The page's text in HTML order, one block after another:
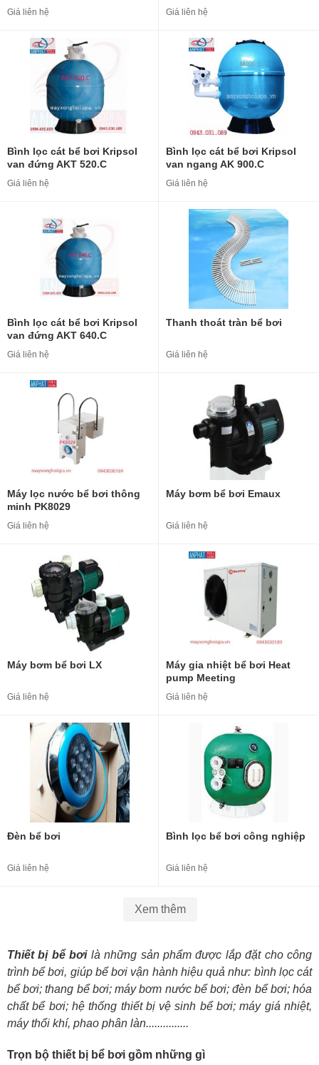
Giá liên hệ Giá liên hệ
Bình lọc cát bể bơi Kripsol
van đứng AKT 520.C
Giá liên hệ
Bình lọc cát bể bơi Kripsol
van ngang AK 900.C
Giá liên hệ
Bình lọc cát bể bơi Kripsol
van đứng AKT 640.C
Giá liên hệ
Thanh thoát tràn bể bơi
Giá liên hệ
Máy lọc nước bể bơi thông
minh PK8029
Giá liên hệ
Máy bơm bể bơi Emaux
Giá liên hệ
Máy bơm bể bơi LX
Giá liên hệ
Máy gia nhiệt bể bơi Heat
pump Meeting
Giá liên hệ
Đèn bể bơi
Giá liên hệ
Bình lọc bể bơi công nghiệp
Giá liên hệ
Xem thêm
Thiết bị bể bơilà những sản phẩm được lắp đặt cho công
trình bể bơi, giúp bể bơi vận hành hiệu quả như: bình lọc cát
bể bơi; thang bể bơi; máy bơm nước bể bơi; đèn bể bơi; hóa
chất bể bơi; hệ thống thiết bị vệ sinh bể bơi; máy giá nhiệt,
máy thổi khí, phao phân làn...............
Trọn bộ thiết bị bể bơi gồm những gì